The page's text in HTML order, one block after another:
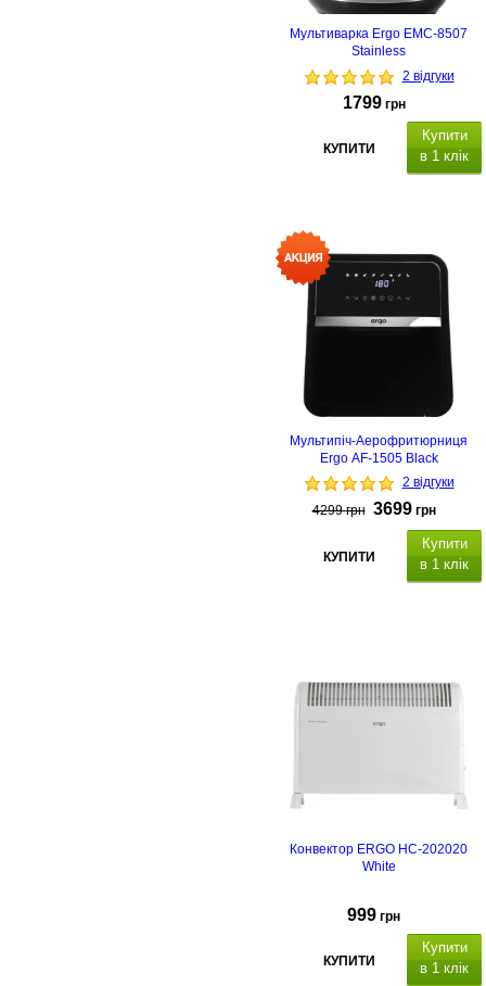
Мультиварка Ergo EMC-8507
Stainless
2 відгуки
1799 грн
КУПИТИ
Купити
в 1 клік
Мультипіч-Аерофритюрниця
Ergo AF-1505 Black
2 відгуки
4299 грн 3699 грн
КУПИТИ
Купити
в 1 клік
Гарантійний термін 24
Конвектор ERGO HC-202020
White
999 грн
КУПИТИ
Купити
в 1 клік